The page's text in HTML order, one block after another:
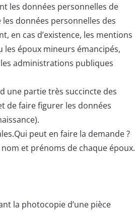
les données personnelles de
données personnelles des
en cas d’existence, les mentions
les époux mineurs émancipés,
administrations publiques
une partie très succincte des
de faire figurer les données
peut en faire la demande ?
et prénoms de chaque époux.
la photocopie d’une pièce